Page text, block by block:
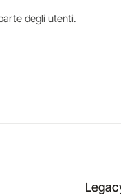
degli utenti.